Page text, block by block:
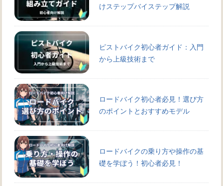
けステップバイステップ解説
ピストバイク初心者ガイド：入門
から上級技術まで
ロードバイク初心者必見！選び方
のポイントとおすすめモデル
ロードバイクの乗り方や操作の基
礎を学ぼう！初心者必見！